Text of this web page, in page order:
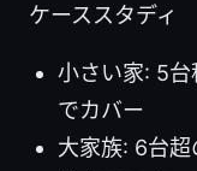
ケーススタディ
小さい家: 5台
でカバー
大家族: 6台